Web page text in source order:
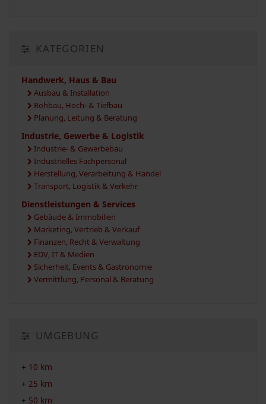
KATEGORIEN
Handwerk, Haus & Bau
Ausbau & Installation
Rohbau, Hoch- & Tiefbau
Planung, Leitung & Beratung
Industrie, Gewerbe & Logistik
Industrie- & Gewerbebau
Industrielles Fachpersonal
Herstellung, Verarbeitung & Handel
Transport, Logistik & Verkehr
Dienstleistungen & Services
Gebäude & Immobilien
Marketing, Vertrieb & Verkauf
Finanzen, Recht & Verwaltung
EDV, IT & Medien
Sicherheit, Events & Gastronomie
Vermittlung, Personal & Beratung
UMGEBUNG
+ 10 km
+ 25 km
+ 50 km